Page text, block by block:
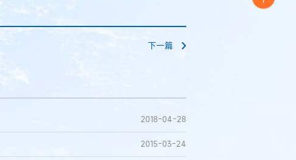
下一篇
2018-04-28
2015-03-24